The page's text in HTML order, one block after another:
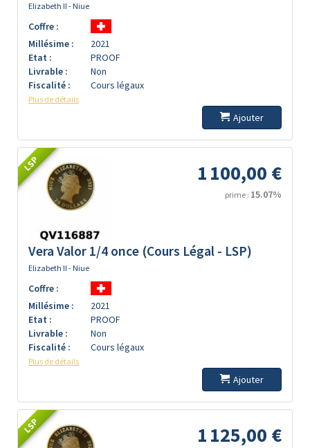
Elizabeth II - Niue
Coffre :
Millésime :
2021
Etat :
PROOF
Livrable :
Non
Fiscalité :
Cours légaux
Plus de détails
Ajouter
LSP 1 100,00 €
prime : 15.07%
Vera Valor 1/4 once (Cours Légal - LSP)
Elizabeth II - Niue
Coffre :
Millésime :
2021
Etat :
PROOF
Livrable :
Non
Fiscalité :
Cours légaux
Plus de détails
Ajouter
LSP 1 125,00 €